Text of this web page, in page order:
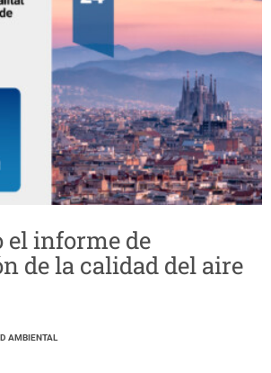
el informe de
de la calidad del aire
AMBIENTAL